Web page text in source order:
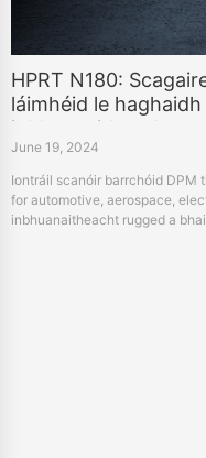
HPRT N180:
láimhéid le
inbhuanaitheachta
June 19, 2024
Iontráil scanóir barrchóid DPM
for automotive, aerospace,
inbhuanaitheacht rugged a